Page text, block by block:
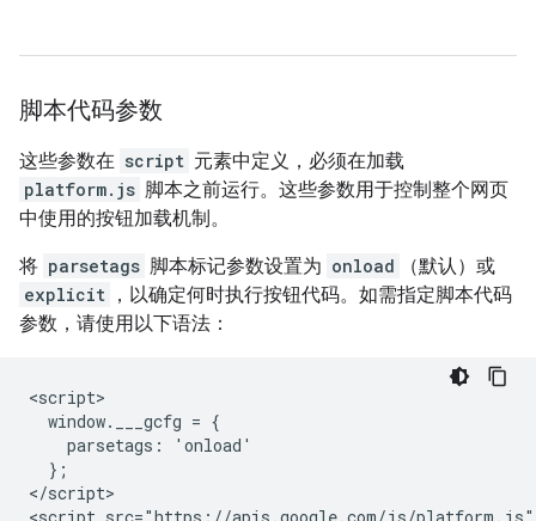
脚本代码参数
这些参数在 script 元素中定义，必须在加载
platform.js 脚本之前运行。这些参数用于控制整个网页
中使用的按钮加载机制。
将 parsetags 脚本标记参数设置为 onload
（默认）或
explicit ，以确定何时执行按钮代码。如需指定脚本代码
参数，请使用以下语法：
<script>
  window.___gcfg = {
    parsetags: 'onload'
  };
</script>